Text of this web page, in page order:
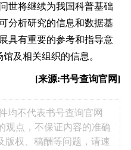
世将继续为我国科普基础
分析研究的信息和数据基
具有重要的参考和指导意
及相关组织的信息。
[来源:书号查询官网]
均不代表书号查询官网
观点，不保证内容的准确
版权、稿酬等问题，请速